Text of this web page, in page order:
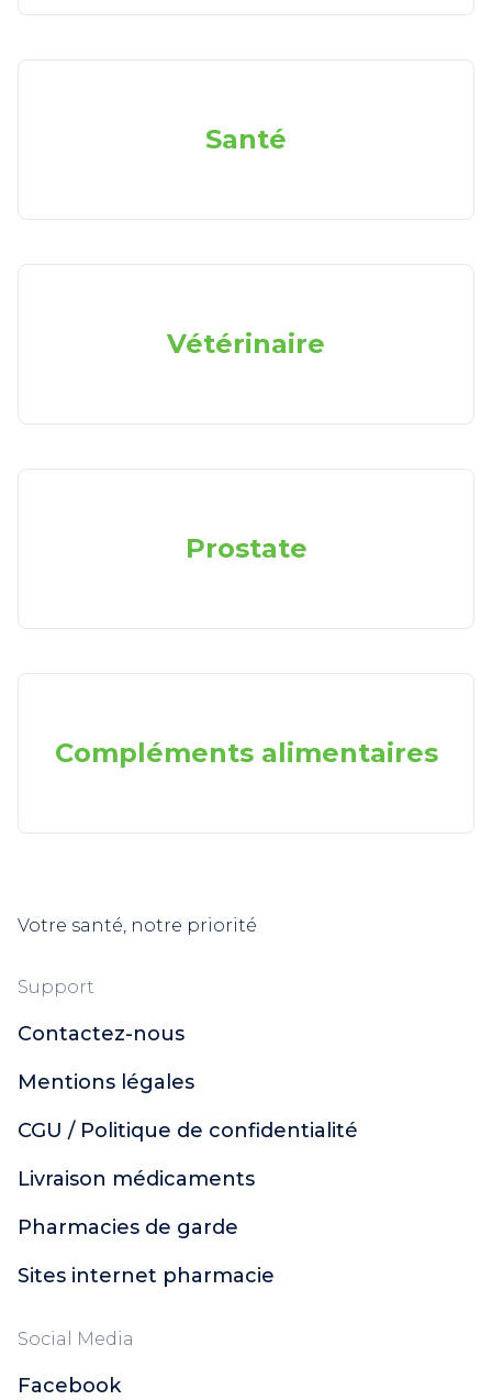
Santé
Vétérinaire
Prostate
Compléments alimentaires
Votre santé, notre priorité
Support
Contactez-nous
Mentions légales
CGU / Politique de confidentialité
Livraison médicaments
Pharmacies de garde
Sites internet pharmacie
Social Media
Facebook